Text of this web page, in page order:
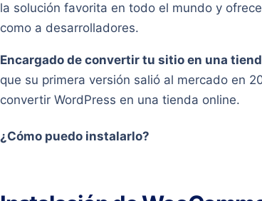
la solución favorita en todo el mundo y
como a desarrolladores.
Encargado de convertir tu sitio en una
que su primera versión salió al mercado en
convertir WordPress en una tienda online.
¿Cómo puedo instalarlo?